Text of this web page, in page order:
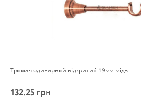
Тримач одинарний відкритий 19мм мідь
132.25 грн